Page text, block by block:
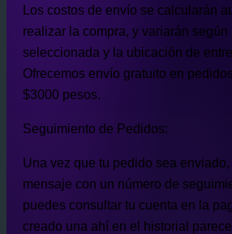
Los costos de envío se calcularán
realizar la compra, y variarán
seleccionada y la ubicación de
Ofrecemos envío gratuito en
$3000 pesos.
Seguimiento de Pedidos:
Una vez que tu pedido sea
mensaje con un número de
puedes consultar tu cuenta en la
creado una ahí en el historial